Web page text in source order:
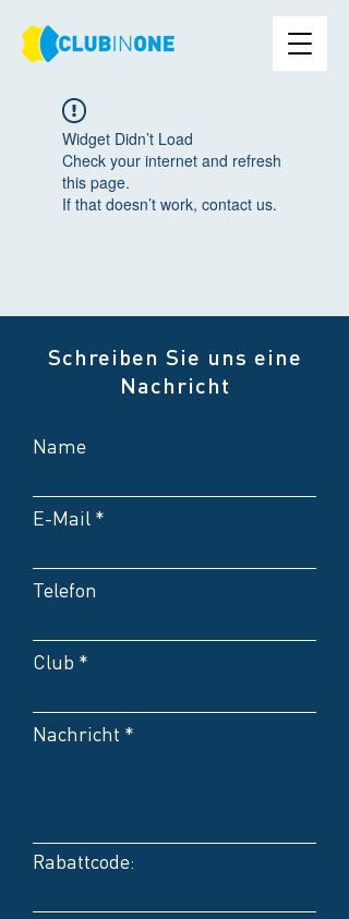
Widget Didn’t Load
Check your internet and refresh
this page.
If that doesn’t work, contact us.
Schreiben Sie uns eine
Nachricht
Name
E-Mail
Telefon
Club
Nachricht
Rabattcode: